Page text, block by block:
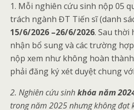
1. Mỗi nghiên cứu sinh nộp 05
trách ngành ĐT Tiến sĩ (danh
15/6/2026 –26/6/2026. Sau thời
nhận bổ sung và các trường
nộp xem như không hoàn
phải đăng ký xét duyệt chung
2. Nghiên cứu sinhkhóa năm
trong năm 2025nhưng không đạt